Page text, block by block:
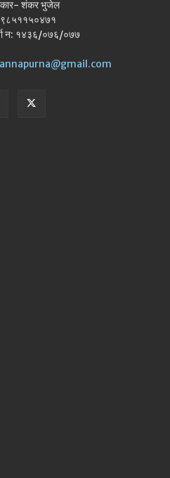
शंकर भुजेल
९८५११५०४७१
न: १४३६/०७६/०७७